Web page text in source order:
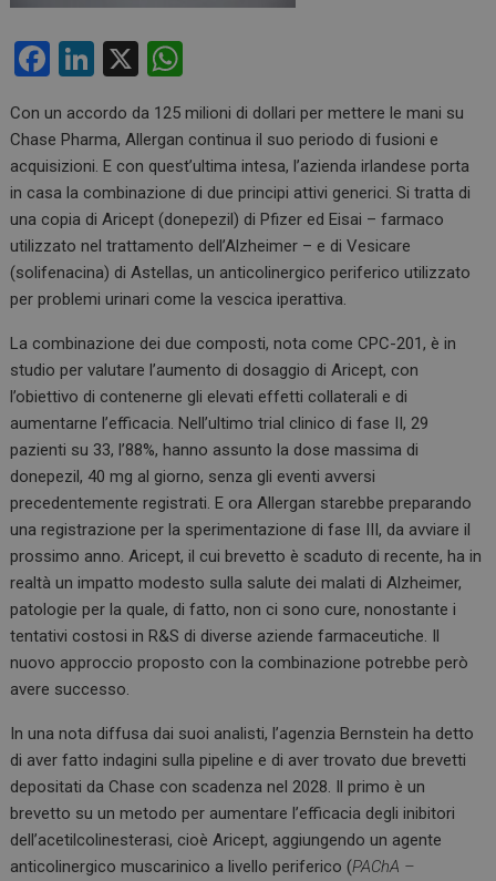
F
ce
b
o
o
k
Li
ke
dI
n
X
at
s
A
p
p
Con un accordo da 125 milioni di dollari per mettere le mani su
Chase Pharma, Allergan continua il suo periodo di fusioni e
acquisizioni. E con quest’ultima intesa, l’azienda irlandese porta
in casa la combinazione di due principi attivi generici. Si tratta di
una copia di Aricept (donepezil) di Pfizer ed Eisai – farmaco
utilizzato nel trattamento dell’Alzheimer – e di Vesicare
(solifenacina) di Astellas, un anticolinergico periferico utilizzato
per problemi urinari come la vescica iperattiva.
La combinazione dei due composti, nota come CPC-201, è in
studio per valutare l’aumento di dosaggio di Aricept, con
l’obiettivo di contenerne gli elevati effetti collaterali e di
aumentarne l’efficacia. Nell’ultimo trial clinico di fase II, 29
pazienti su 33, l’88%, hanno assunto la dose massima di
donepezil, 40 mg al giorno, senza gli eventi avversi
precedentemente registrati. E ora Allergan starebbe preparando
una registrazione per la sperimentazione di fase III, da avviare il
prossimo anno. Aricept, il cui brevetto è scaduto di recente, ha in
realtà un impatto modesto sulla salute dei malati di Alzheimer,
patologie per la quale, di fatto, non ci sono cure, nonostante i
tentativi costosi in R&S di diverse aziende farmaceutiche. Il
nuovo approccio proposto con la combinazione potrebbe però
avere successo.
In una nota diffusa dai suoi analisti, l’agenzia Bernstein ha detto
di aver fatto indagini sulla pipeline e di aver trovato due brevetti
depositati da Chase con scadenza nel 2028. Il primo è un
brevetto su un metodo per aumentare l’efficacia degli inibitori
dell’acetilcolinesterasi, cioè Aricept, aggiungendo un agente
anticolinergico muscarinico a livello periferico (PAChA –